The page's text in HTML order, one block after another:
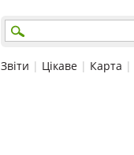
Звіти | Цікаве | Карта |